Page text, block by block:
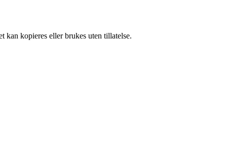
kan kopieres eller brukes uten tillatelse.